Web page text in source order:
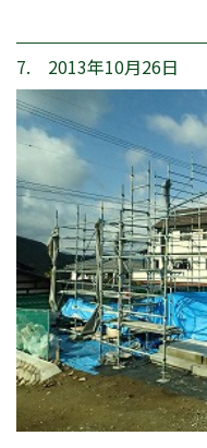
7. 2013年10月26日